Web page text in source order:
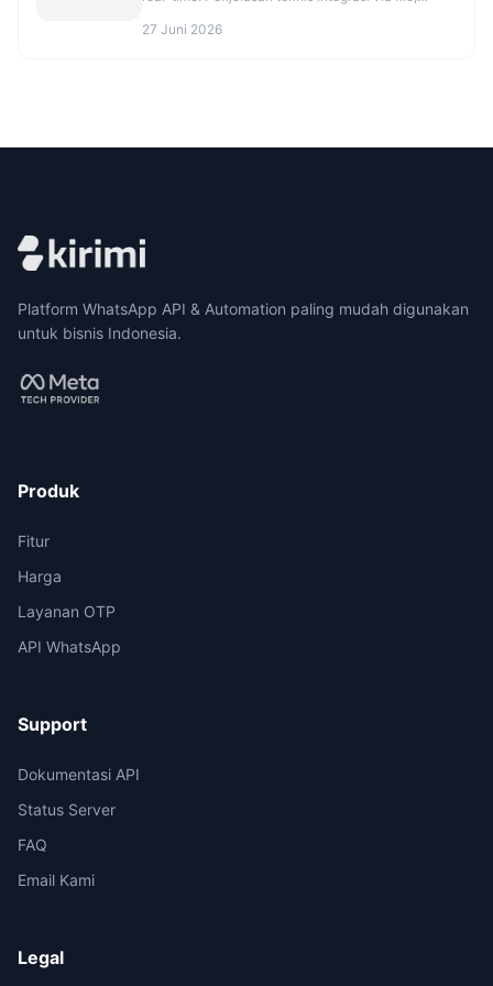
27 Juni 2026
Platform WhatsApp API & Automation paling mudah digunakan
untuk bisnis Indonesia.
Produk
Fitur
Harga
Layanan OTP
API WhatsApp
Support
Dokumentasi API
Status Server
FAQ
Email Kami
Legal